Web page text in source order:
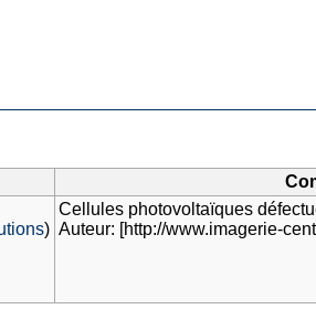
)
Cellules photovoltaïques
Auteur: [http://www.imagerie-